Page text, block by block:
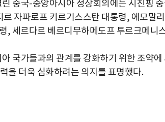
중국-중앙아시아 정상회의에는 시진핑
자파로프 키르기스스탄 대통령, 에모말
, 세르다르 베르디무하메도프 투르크메니
국가들과의 관계를 강화하기 위한 조약에
을 더욱 심화하려는 의지를 표명했다.